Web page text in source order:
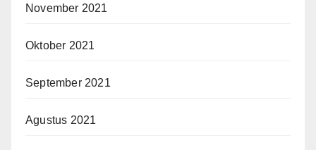
November 2021
Oktober 2021
September 2021
Agustus 2021